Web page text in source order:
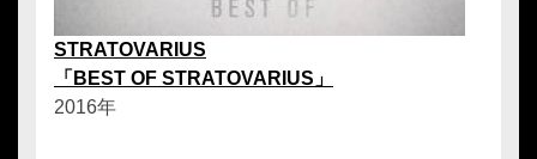
STRATOVARIUS
「BEST OF STRATOVARIUS」
2016年